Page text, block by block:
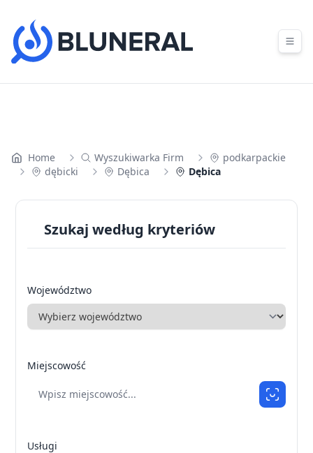
Home Wyszukiwarka Firm
podkarpackie
dębicki
Dębica Dębica
Szukaj według kryteriów
Województwo
Miejscowość
Usługi